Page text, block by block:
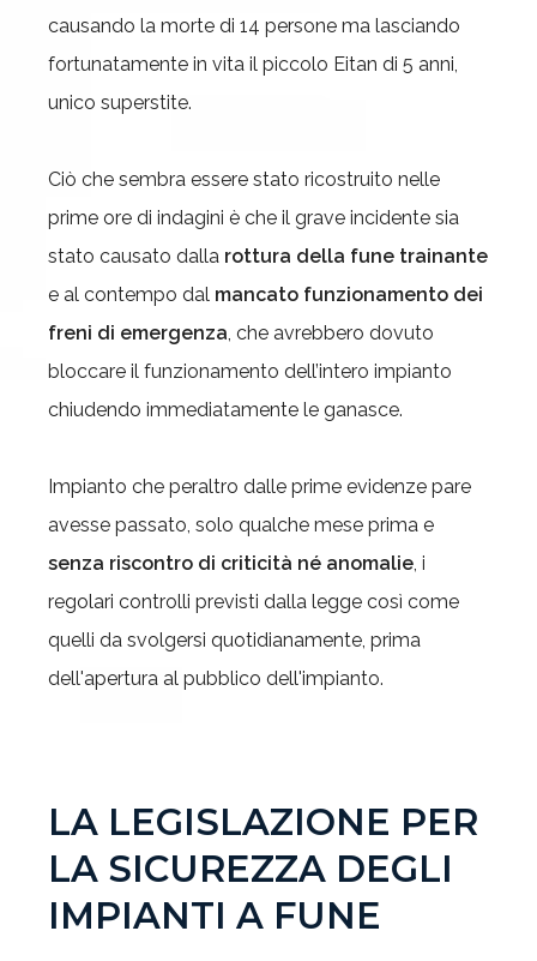
causando la morte di 14 persone ma lasciando
fortunatamente in vita il piccolo Eitan di 5 anni,
unico superstite.
Ciò che sembra essere stato ricostruito nelle
prime ore di indagini è che il grave incidente sia
stato causato dalla rottura della fune trainante
e al contempo dal mancato funzionamento dei
freni di emergenza, che avrebbero dovuto
bloccare il funzionamento dell’intero impianto
chiudendo immediatamente le ganasce.
Impianto che peraltro dalle prime evidenze pare
avesse passato, solo qualche mese prima e
senza riscontro di criticità né anomalie, i
regolari controlli previsti dalla legge così come
quelli da svolgersi quotidianamente, prima
dell'apertura al pubblico dell'impianto.
LA LEGISLAZIONE PER
LA SICUREZZA DEGLI
IMPIANTI A FUNE